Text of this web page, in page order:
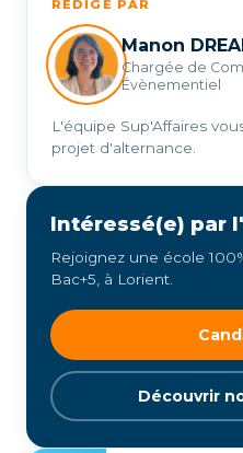
RÉDIGÉ PAR
Manon
Chargée de
Évènementiel
L'équipe Sup'Affaires
projet d'alternance.
Intéressé(e) par
Rejoignez une école
Bac+5, à Lorient.
Découvrir